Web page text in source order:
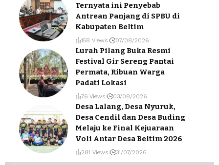
Ternyata ini Penyebab
Antrean Panjang di SPBU di
Kabupaten Beltim
158 Views 07/08/2026
Lurah Pilang Buka Resmi
Festival Gir Sereng Pantai
Permata, Ribuan Warga
Padati Lokasi
76 Views 03/08/2026
Desa Lalang, Desa Nyuruk,
Desa Cendil dan Desa Buding
Melaju ke Final Kejuaraan
Voli Antar Desa Beltim 2026
281 Views 31/07/2026